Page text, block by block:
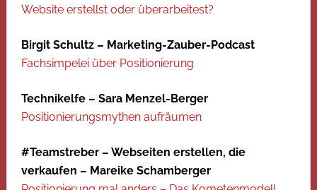
Website erstellst oder überarbeitest?
Birgit Schultz – Marketing-Zauber-Podcast
Fachsimpelei über Positionierung
Technikelfe – Sara Menzel-Berger
Positionierungsmythen aufräumen
#Teamstreber – Webseiten erstellen, die
verkaufen – Mareike Schamberger